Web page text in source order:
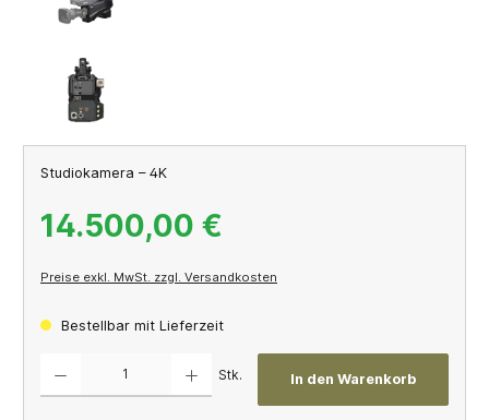
Studiokamera – 4K
14.500,00 €
Preise exkl. MwSt. zzgl. Versandkosten
Bestellbar mit Lieferzeit
Stk. In den Warenkorb